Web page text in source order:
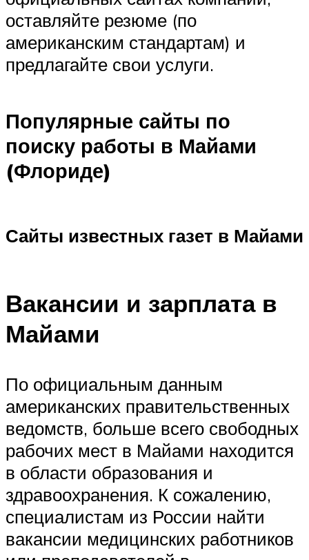
оставляйте резюме (по
американским стандартам) и
предлагайте свои услуги.
Популярные сайты по
поиску работы в Майами
(Флориде)
Сайты известных газет в Майами
Вакансии и зарплата в
Майами
По официальным данным
американских правительственных
ведомств, больше всего свободных
рабочих мест в Майами находится
в области образования и
здравоохранения. К сожалению,
специалистам из России найти
вакансии медицинских работников